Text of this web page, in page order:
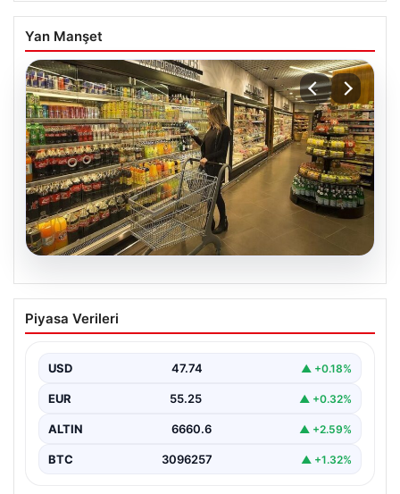
Yan Manşet
07.08.2026
Enflasyon verileri ne zaman
açıklanacak? 2026 TÜİK mart ayı
Piyasa Verileri
USD 47.74 ▲ +0.18%
EUR 55.25 ▲ +0.32%
ALTIN 6660.6 ▲ +2.59%
BTC 3096257 ▲ +1.32%